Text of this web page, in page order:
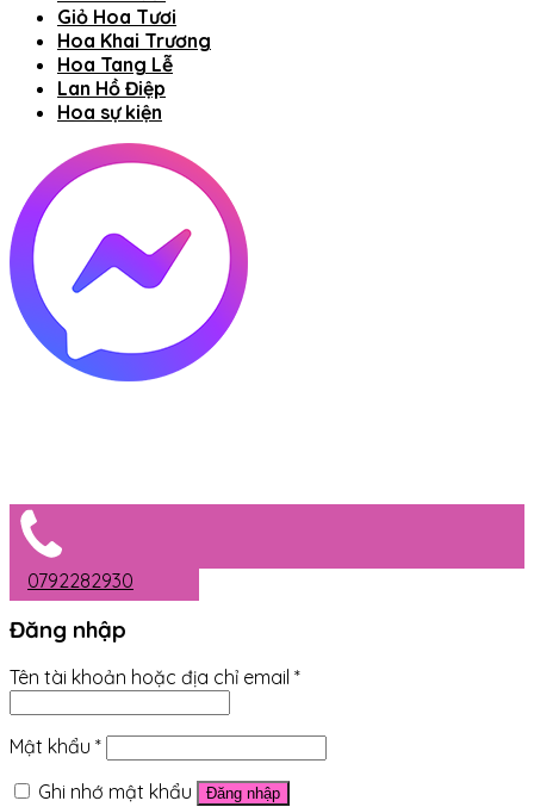
Giỏ Hoa Tươi
Hoa Khai Trương
Hoa Tang Lễ
Lan Hồ Điệp
Hoa sự kiện
0792282930
Đăng nhập
Tên tài khoản hoặc địa chỉ email *
Mật khẩu *
Ghi nhớ mật khẩu
Đăng nhập